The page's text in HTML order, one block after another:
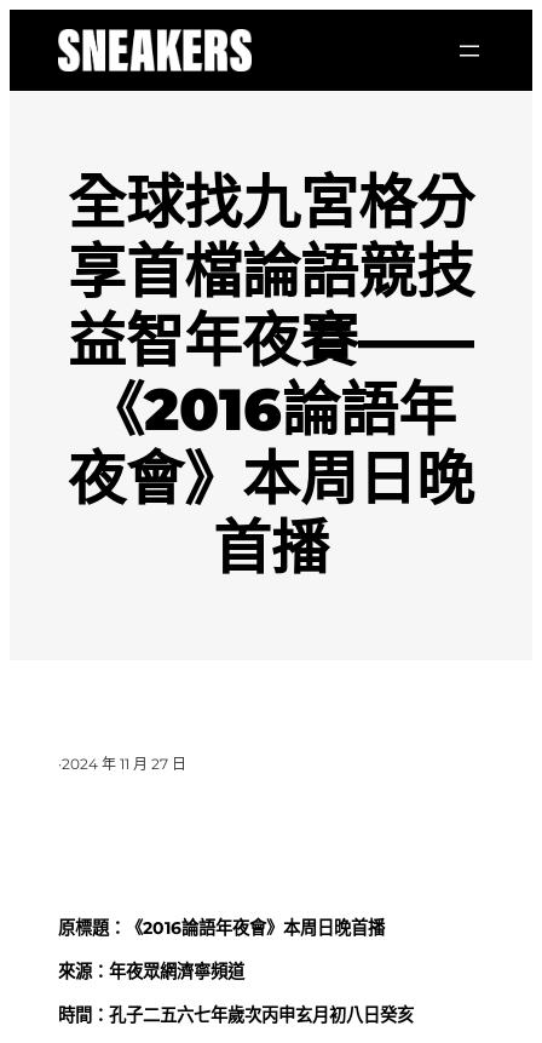
全球找九宮格分
享首檔論語競技
益智年夜賽——
《2016論語年
夜會》本周日晚
首播
·2024 年 11 月 27 日
原標題：《2016論語年夜會》本周日晚首播
來源：年夜眾網濟寧頻道
時間：孔子二五六七年歲次丙申玄月初八日癸亥